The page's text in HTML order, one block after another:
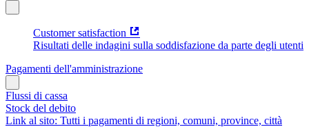
Customer satisfaction
Risultati delle indagini sulla soddisfazione da parte degli utenti
Pagamenti dell'amministrazione
Flussi di cassa
Stock del debito
Link al sito: Tutti i pagamenti di regioni, comuni, province, città